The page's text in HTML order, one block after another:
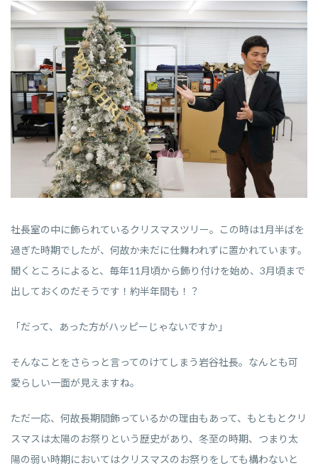
社長室の中に飾られているクリスマスツリー。この時は1月半ばを
過ぎた時期でしたが、何故か未だに仕舞われずに置かれています。
聞くところによると、毎年11月頃から飾り付けを始め、3月頃まで
出しておくのだそうです！約半年間も！？
「だって、あった方がハッピーじゃないですか」
そんなことをさらっと言ってのけてしまう岩谷社長。なんとも可
愛らしい一面が見えますね。
ただ一応、何故長期間飾っているかの理由もあって、もともとクリ
スマスは太陽のお祭りという歴史があり、冬至の時期、つまり太
陽の弱い時期においてはクリスマスのお祭りをしても構わないと